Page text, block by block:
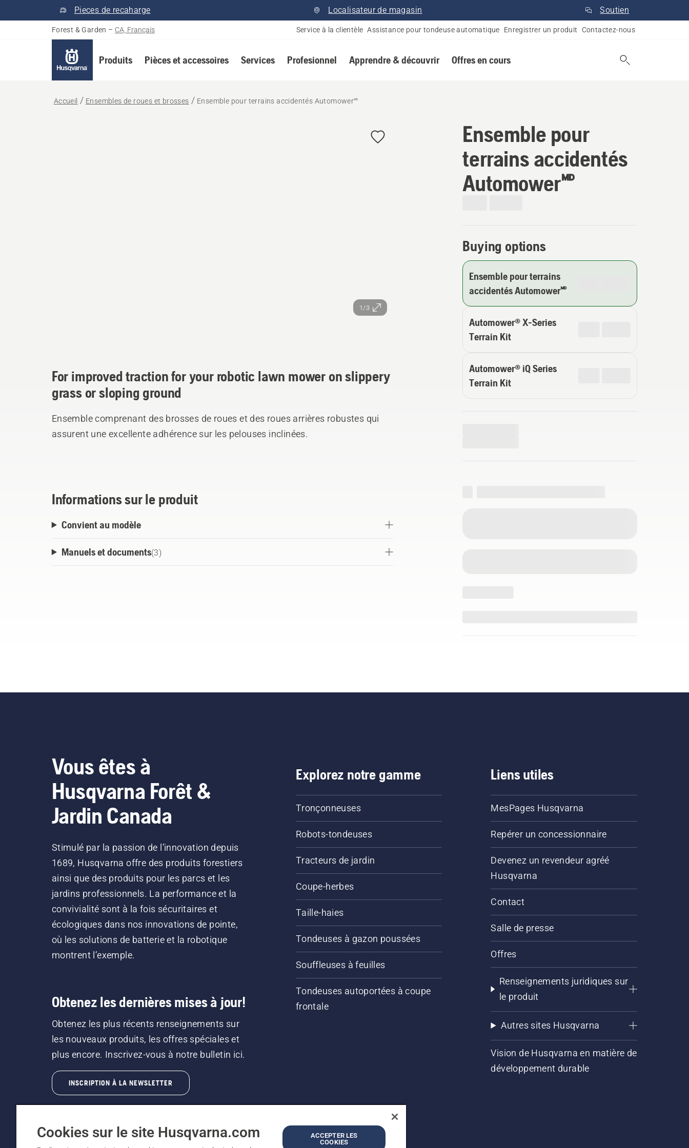
Pieces de recaharge Localisateur de magasin Soutien
Forest & Garden – CA, Français Service à la clientèle Assistance pour tondeuse automatique Enregistrer un produit Contactez-nous
Produits Pièces et accessoires Services Profesionnel Apprendre & découvrir Offres en cours
Accueil Ensembles de roues et brosses Ensemble pour terrains accidentés Automower🅫
1/3
Ensemble pour
terrains accidentés
Automower🅫
Buying options
Ensemble pour terrains
accidentés Automower🅫
Automower® X-Series
Terrain Kit
Automower® iQ Series
Terrain Kit
For improved traction for your robotic lawn mower on slippery
grass or sloping ground
Ensemble comprenant des brosses de roues et des roues arrières robustes qui
assurent une excellente adhérence sur les pelouses inclinées.
Informations sur le produit
Convient au modèle
Manuels et documents(3)
Vous êtes à
Husqvarna Forêt &
Jardin Canada
Stimulé par la passion de l’innovation depuis
1689, Husqvarna offre des produits forestiers
ainsi que des produits pour les parcs et les
jardins professionnels. La performance et la
convivialité sont à la fois sécuritaires et
écologiques dans nos innovations de pointe,
où les solutions de batterie et la robotique
montrent l’exemple.
Obtenez les dernières mises à jour!
Obtenez les plus récents renseignements sur
les nouveaux produits, les offres spéciales et
plus encore. Inscrivez-vous à notre bulletin ici.
INSCRIPTION À LA NEWSLETTER
Explorez notre gamme
Tronçonneuses
Robots-tondeuses
Tracteurs de jardin
Coupe-herbes
Taille-haies
Tondeuses à gazon poussées
Souffleuses à feuilles
Tondeuses autoportées à coupe
frontale
Liens utiles
MesPages Husqvarna
Repérer un concessionnaire
Devenez un revendeur agréé
Husqvarna
Contact
Salle de presse
Offres
Renseignements juridiques sur
le produit
Autres sites Husqvarna
Vision de Husqvarna en matière de
développement durable
Cookies sur le site Husqvarna.com
ACCEPTER LES
COOKIES